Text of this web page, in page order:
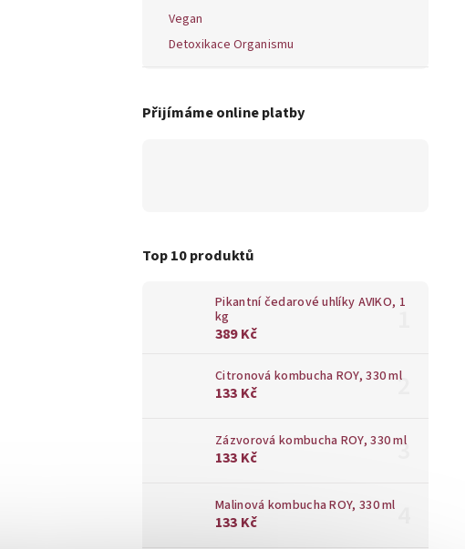
Vegan
Detoxikace Organismu
Přijímáme online platby
Top 10 produktů
Pikantní čedarové uhlíky AVIKO, 1
kg
389 Kč
Citronová kombucha ROY, 330 ml
133 Kč
Zázvorová kombucha ROY, 330 ml
133 Kč
Malinová kombucha ROY, 330 ml
133 Kč